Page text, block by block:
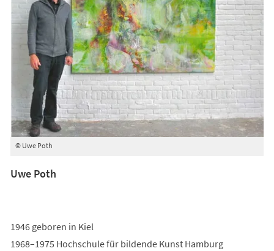
© Uwe Poth
Uwe Poth
1946 geboren in Kiel
1968–1975 Hochschule für bildende Kunst Hamburg